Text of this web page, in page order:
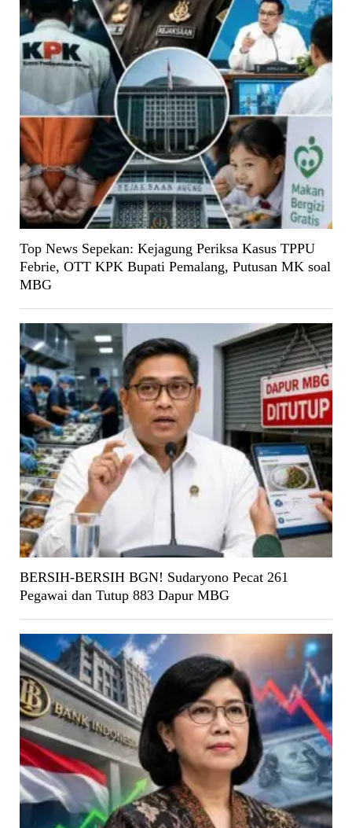
Top News Sepekan: Kejagung Periksa Kasus TPPU
Febrie, OTT KPK Bupati Pemalang, Putusan MK soal
MBG
BERSIH-BERSIH BGN! Sudaryono Pecat 261
Pegawai dan Tutup 883 Dapur MBG